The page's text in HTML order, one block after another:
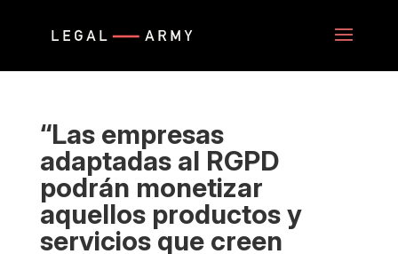
“Las empresas
adaptadas al RGPD
podrán monetizar
aquellos productos y
servicios que creen